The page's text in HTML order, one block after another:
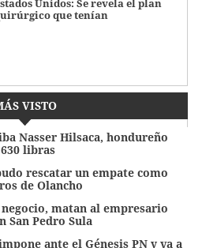
Unidos: Se revela el plan
que tenían
VISTO
Nasser Hilsaca, hondureño
libras
rescatar un empate como
de Olancho
matan al empresario
San Pedro Sula
ante el Génesis PN y va a